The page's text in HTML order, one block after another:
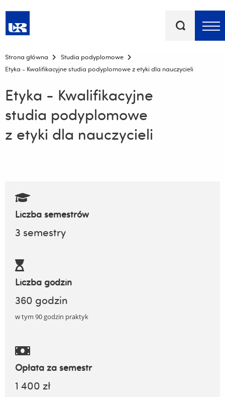
kluczowe
Menu - górna belka
Strona główna
Studia podyplomowe
Etyka - Kwalifikacyjne studia podyplomowe z etyki dla nauczycieli
Etyka - Kwalifikacyjne
studia podyplomowe
z etyki dla nauczycieli
Liczba semestrów
3 semestry
Liczba godzin
360 godzin
w tym 90 godzin praktyk
Opłata za semestr
1 400 zł